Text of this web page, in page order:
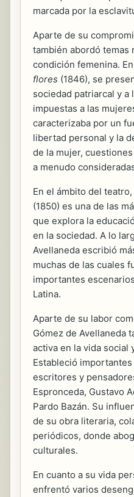
marcada por la
Aparte de su
también abordó temas
condición femenina.
flores (1846), se
sociedad patriarcal y a
impuestas a las
caracterizaba por un
libertad personal y la
de la mujer,
a menudo
En el ámbito del
(1850) es una de las
que explora la
en la sociedad. A lo
Avellaneda escribió
muchas de las cuales
importantes
Latina.
Aparte de su labor
Gómez de Avellaneda
activa en la vida social
Estableció
escritores y
Espronceda, Gustavo
Pardo Bazán. Su
de su obra literaria,
periódicos, donde
culturales.
En cuanto a su vida
enfrentó varios